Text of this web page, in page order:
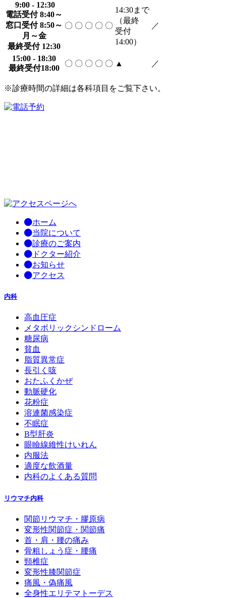
9:00 - 12:30
電話受付 8:40～
窓口受付 8:50～
月～金
最終受付 12:30
〇 〇 〇 〇 〇
14:30まで
（最終
受付
14:00）
／
15:00 - 18:30
最終受付18:00
〇 〇 〇 〇 〇 ▲ ／
※診療時間の詳細は各科項目をご覧下さい。
ホーム
当院について
診療のご案内
ドクター紹介
お知らせ
アクセス
内科
高血圧症
メタボリックシンドローム
糖尿病
貧血
脂質異常症
長引く咳
おたふくかぜ
動脈硬化
花粉症
溶連菌感染症
不眠症
B型肝炎
眼瞼線維性けいれん
内服法
適度な飲酒量
内科のよくある質問
リウマチ内科
関節リウマチ・膠原病
変形性関節症・関節痛
首・肩・腰の痛み
骨粗しょう症・腰痛
頸椎症
変形性膝関節症
痛風・偽痛風
全身性エリテマトーデス